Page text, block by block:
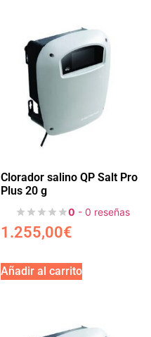
Clorador salino QP Salt Pro
Plus 20 g
0 - 0 reseñas
1.255,00€
Añadir al carrito